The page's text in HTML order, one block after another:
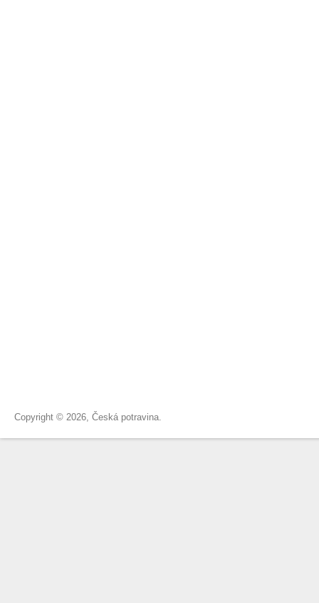
Copyright © 2026, Česká potravina.